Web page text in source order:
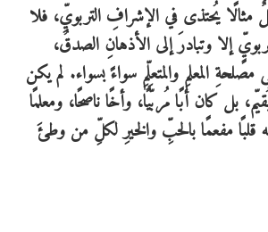
مثالًا يُحتذى في الإشرافِ التربويِّ، فلا
إلا وتبادرَ إلى الأذهانِ الصدقُ،
المعلمِ والمتعلِّمِ سواءً بسواء. لم يكن
بل كان أبًا مُربّيًا، وأخًا ناصحًا، ومعلمًا
قلبًا مفعمًا بالحبِّ والخيرِ لكلِّ من وطئَ